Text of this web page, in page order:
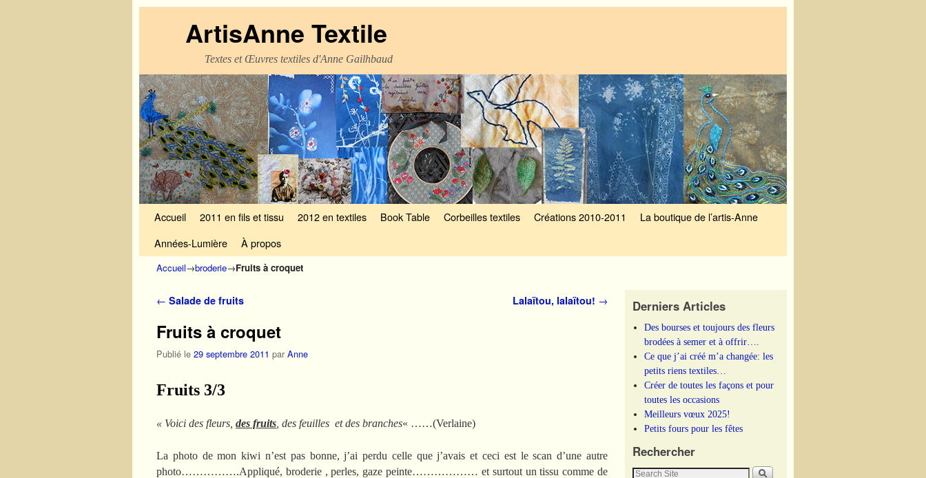
ArtisAnne Textile
Textes et Œuvres textiles d'Anne Gailhbaud
Accueil 2011 en fils et tissu 2012 en textiles Book Table Corbeilles textiles Créations 2010-2011
La boutique de l’artis-Anne
Années-Lumière
À propos
Accueil→broderie→Fruits à croquet
Navigation des articles
← Salade de fruits Lalaïtou, lalaïtou! →
Fruits à croquet
Publié le 29 septembre 2011 par Anne
Fruits 3/3
« Voici des fleurs, des fruits , des feuilles et des branches« ……(Verlaine)
La photo de mon kiwi n’est pas bonne, j’ai perdu celle que j’avais et ceci est le scan d’une autre
photo…………….Appliqué, broderie , perles, gaze peinte……………… et surtout un tissu comme de
Derniers Articles
Des bourses et toujours des fleurs
brodées à semer et à offrir….
Ce que j’ai créé m’a changée: les
petits riens textiles…
Créer de toutes les façons et pour
toutes les occasions
Meilleurs vœux 2025!
Petits fours pour les fêtes
Rechercher